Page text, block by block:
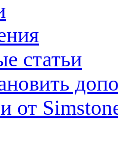
статьи
от